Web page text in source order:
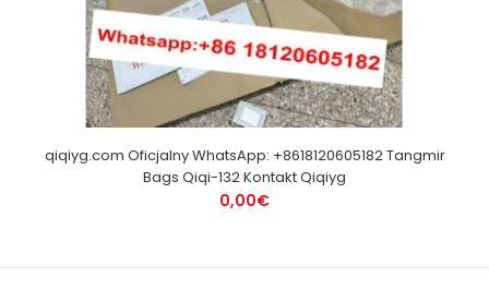
qiqiyg.com Oficjalny WhatsApp: +8618120605182 Tangmir
Bags Qiqi-132 Kontakt Qiqiyg
0,00€